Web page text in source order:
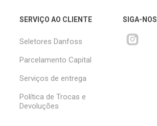
SERVIÇO AO CLIENTE
Seletores Danfoss
Parcelamento Capital
Serviços de entrega
Política de Trocas e
Devoluções
SIGA-NOS